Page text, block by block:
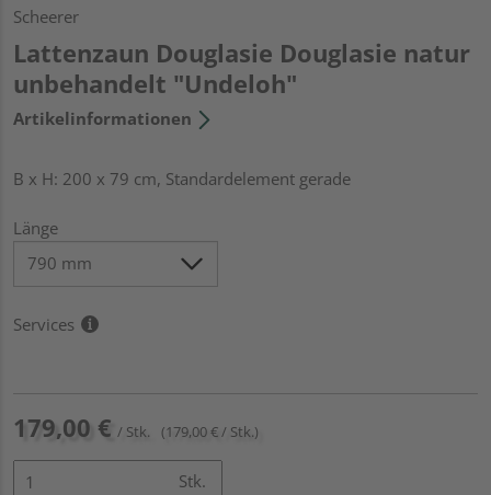
Scheerer
Lattenzaun Douglasie Douglasie natur
unbehandelt "Undeloh"
Artikelinformationen
B x H: 200 x 79 cm, Standardelement gerade
Länge
Services
179,00 € / Stk. (179,00 € / Stk.)
Stk.